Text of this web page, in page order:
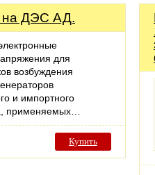
на ДЭС АД.
для
возбуждения
и импортного
применяемых…
Купить